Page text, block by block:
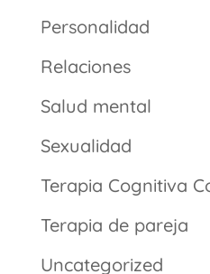
Personalidad
Relaciones
Salud mental
Sexualidad
Terapia Cognitiva
Terapia de pareja
Uncategorized